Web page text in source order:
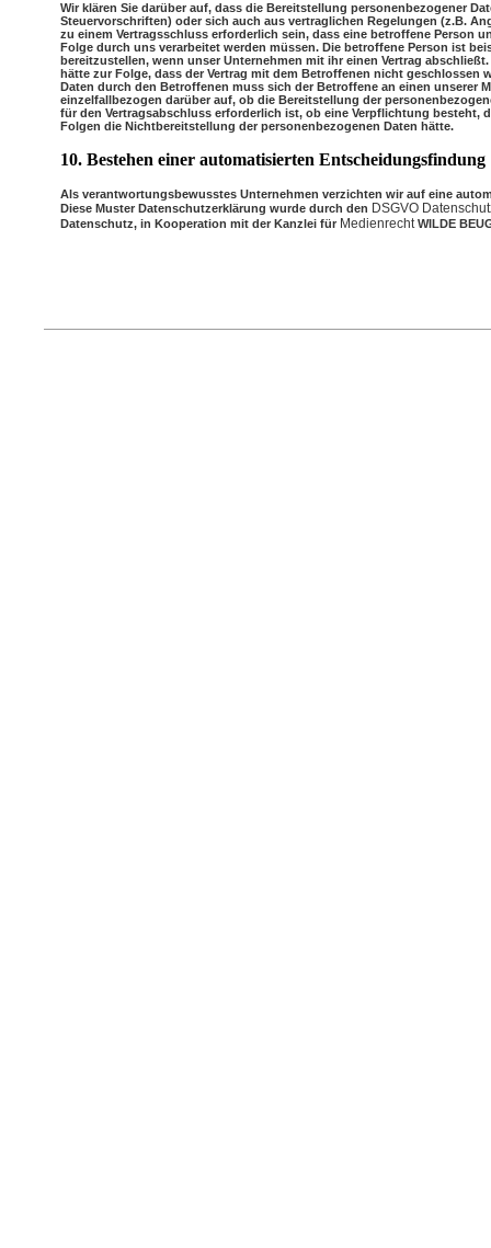
Wir klären Sie darüber auf, dass die Bereitstellung personenbezogener
Steuervorschriften) oder sich auch aus vertraglichen Regelungen (z.B.
zu einem Vertragsschluss erforderlich sein, dass eine betroffene Person
Folge durch uns verarbeitet werden müssen. Die betroffene Person ist
bereitzustellen, wenn unser Unternehmen mit ihr einen Vertrag
hätte zur Folge, dass der Vertrag mit dem Betroffenen nicht geschlossen
Daten durch den Betroffenen muss sich der Betroffene an einen unserer
einzelfallbezogen darüber auf, ob die Bereitstellung der
für den Vertragsabschluss erforderlich ist, ob eine Verpflichtung besteht,
Folgen die Nichtbereitstellung der personenbezogenen Daten hätte.
10. Bestehen einer automatisierten Entscheidungsfindung
Als verantwortungsbewusstes Unternehmen verzichten wir auf eine
Diese Muster Datenschutzerklärung wurde durch den DSGVO
Datenschutz, in Kooperation mit der Kanzlei für Medienrecht WILDE